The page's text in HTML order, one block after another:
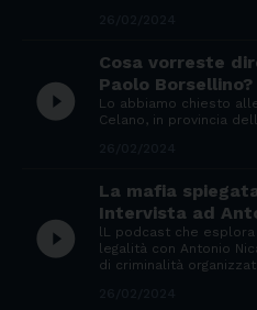
play_circle_filled
Cosa vorreste
Paolo Borsellino?
Lo abbiamo chiesto
Celano, in provincia
play_circle_filled
La mafia
Intervista ad
lL podcast che
legalità con Antonio
di criminalità